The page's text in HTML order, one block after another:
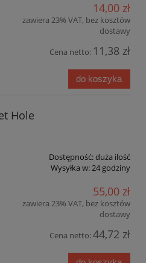
14,00 zł
zawiera 23% VAT, bez kosztów
dostawy
Cena netto: 11,38 zł
do koszyka
Hole
Dostępność:duża ilość
Wysyłka w: 24 godziny
55,00 zł
zawiera 23% VAT, bez kosztów
dostawy
Cena netto:44,72 zł